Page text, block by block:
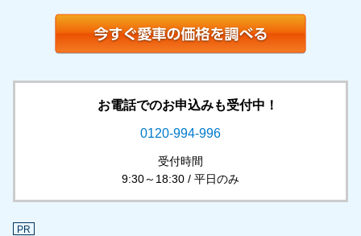
お電話でのお申込みも受付中！
0120-994-996
受付時間
9:30～18:30 / 平日のみ
PR